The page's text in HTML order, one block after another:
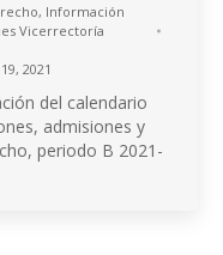
, Información
Vicerrectoría
2021
del calendario
admisiones y
periodo B 2021-